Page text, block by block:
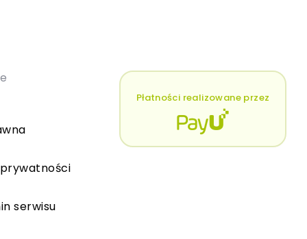
serwisu
Płatności realizowane przez